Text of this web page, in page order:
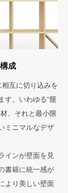
成
相互に切り込みを
す。いわゆる“饅
、それと最小限
ミニマルなデザ
インが壁面を見
書籍に統一感が
より美しい壁面